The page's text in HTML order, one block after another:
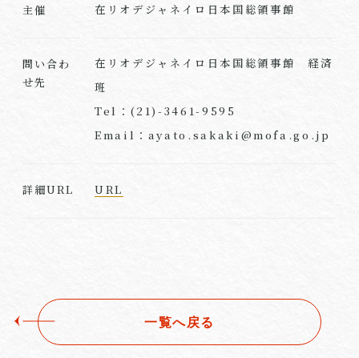
主催 在リオデジャネイロ日本国総領事館
問い合わ
せ先
在リオデジャネイロ日本国総領事館 経済
班
Tel：(21)-3461-9595
Email：ayato.sakaki@mofa.go.jp
詳細URL URL
一覧へ戻る